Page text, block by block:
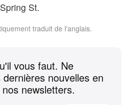
St.
traduit de l'anglais.
vous faut. Ne
nouvelles en
newsletters.